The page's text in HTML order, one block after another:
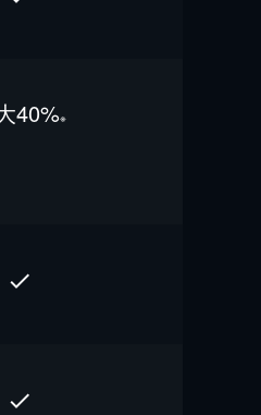
40%※